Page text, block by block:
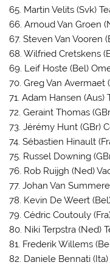
65. Martin Velits (Svk)
66. Arnoud Van Groen
67. Steven Van Vooren
68. Wilfried Cretskens
69. Leif Hoste (Bel)
70. Greg Van
71. Adam Hansen (Aus)
72. Geraint Thomas
73. Jérémy Hunt (GBr)
74. Sébastien Hinault
75. Russel Downing
76. Rob Ruijgh (Ned)
77. Johan Van
78. Kevin De Weert
79. Cédric Coutouly
80. Niki Terpstra (Ned)
81. Frederik Willems
82. Daniele Bennati